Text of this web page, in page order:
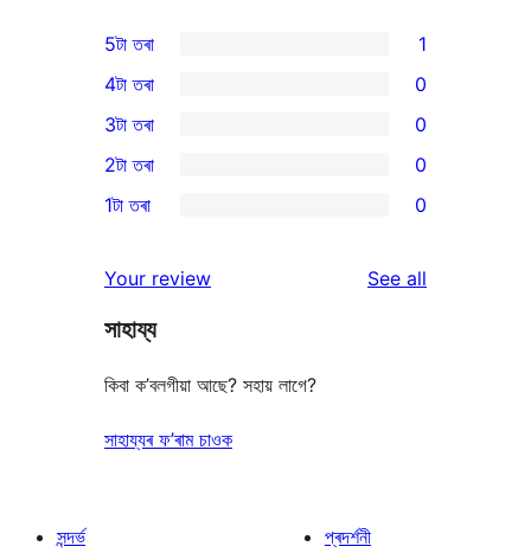
1
5-
star
review
5টা তৰা 1
4-
star
reviews
4টা তৰা 0
0
3-
star
3টা তৰা 0
2-
reviews
2টা তৰা 0
star
reviews
1টা তৰা 0
Your review See all
সাহায্য
কিবা ক’বলগীয়া আছে? সহায় লাগে?
সাহায্যৰ ফ’ৰাম চাওক
সন্দৰ্ভ
প্ৰদৰ্শনী